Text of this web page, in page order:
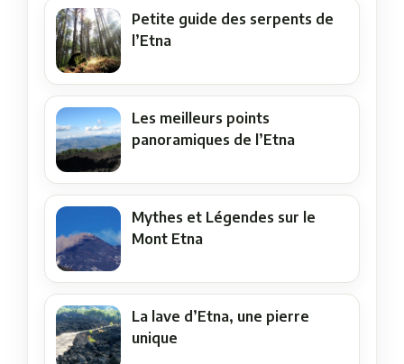
Petite guide des serpents de
l’Etna
Les meilleurs points
panoramiques de l’Etna
Mythes et Légendes sur le
Mont Etna
La lave d’Etna, une pierre
unique